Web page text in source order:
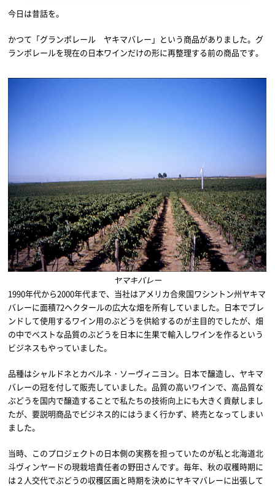
今日は昔話を。
かつて「グランポレール ヤキマバレー」という商品がありました。グ
ランポレールを現在の日本ワインだけの形に再整理する前の商品です。
ヤマキバレー
1990年代から2000年代まで、当社はアメリカ合衆国ワシントン州ヤキマ
バレーに面積72ヘクタールの広大な畑を所有していました。日本でブレ
ンドして使用するワイン用のぶどうを供給するのが主目的でしたが、畑
の中でベストな品質のぶどうを日本に生果で輸入しワインを作るという
ビジネスもやっていました。
品種はシャルドネとカベルネ・ソーヴィニヨン。日本で醸造し、ヤキマ
バレーの冠を付して販売していました。品質の高いワインで、高品質な
ぶどうを国内で醸造することで私たちの技術向上にも大きく貢献しまし
たが、要説明商品でビジネス的にはうまく行かず、終売となってしまい
ました。
当時、このプロジェクトの日本側の実務を担っていたのが私と北海道北
斗ヴィンヤードの現栽培責任者の野田さんです。毎年、秋の収穫時期に
は２人交代でぶどうの収穫区画と時期を決めにヤキマバレーに出張して